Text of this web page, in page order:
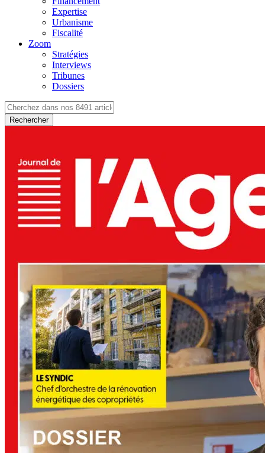
Expertise
Urbanisme
Fiscalité
Zoom
Stratégies
Interviews
Tribunes
Dossiers
Rechercher